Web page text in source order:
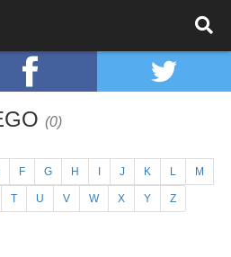
(0)
F G H J K L M
T U V W X Y Z